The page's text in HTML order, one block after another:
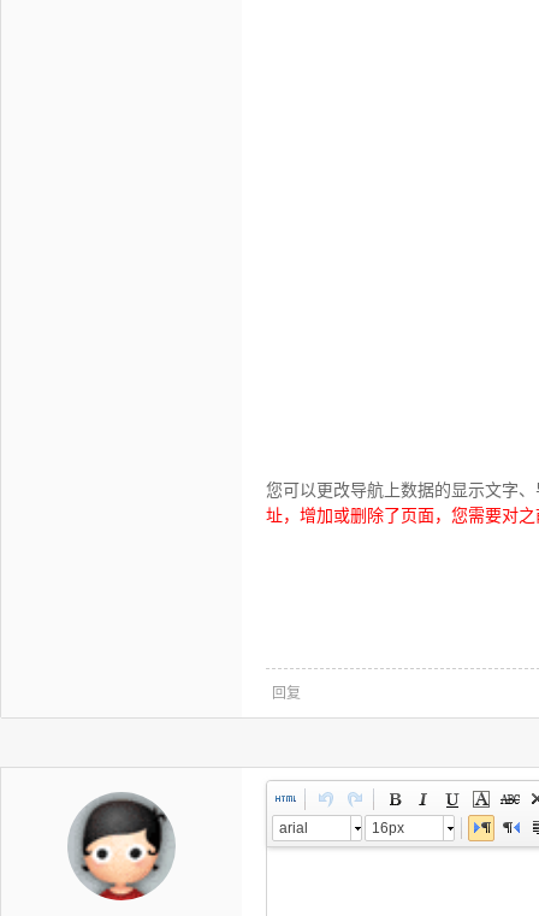
您可以更改导航上数据的显示文字
址，增加或删除了页面，您需要对
回复
arial 16px